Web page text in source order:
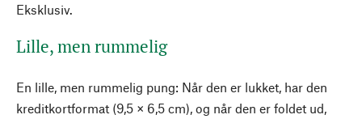
Eksklusiv.
Lille, men rummelig
En lille, men rummelig pung: Når den er lukket, har den
kreditkortformat (9,5 × 6,5 cm), og når den er foldet ud,